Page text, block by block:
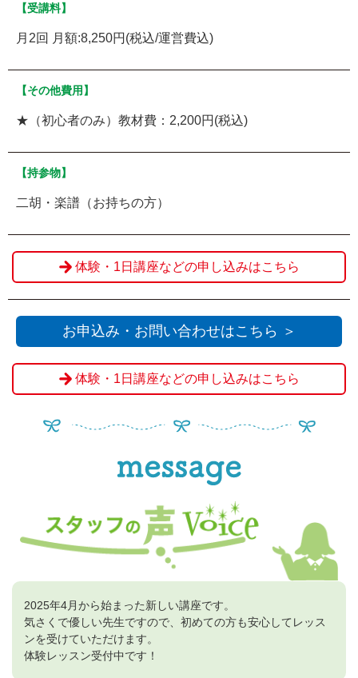
【受講料】
月2回 月額:8,250円(税込/運営費込)
【その他費用】
★（初心者のみ）教材費：2,200円(税込)
【持参物】
二胡・楽譜（お持ちの方）
体験・1日講座などの申し込みはこちら
お申込み・お問い合わせはこちら ＞
体験・1日講座などの申し込みはこちら
2025年4月から始まった新しい講座です。
気さくで優しい先生ですので、初めての方も安心してレッス
ンを受けていただけます。
体験レッスン受付中です！